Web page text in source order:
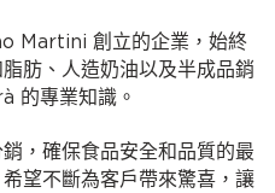
Martini 創立的企業，始終
肪、人造奶油以及半成品銷
的專業知識。
，確保食品安全和品質的最
望不斷為客戶帶來驚喜，讓